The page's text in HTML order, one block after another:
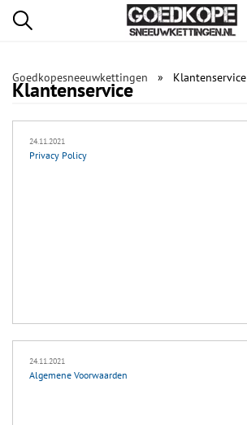
Goedkopesneeuwkettingen Klantenservice
Klantenservice
24.11.2021
Privacy Policy
24.11.2021
Algemene Voorwaarden